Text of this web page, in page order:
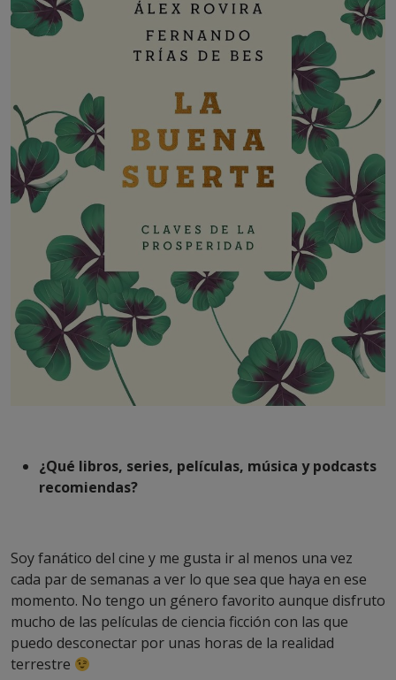
¿Qué libros, series, películas, música y podcasts
recomiendas?
Soy fanático del cine y me gusta ir al menos una vez
cada par de semanas a ver lo que sea que haya en ese
momento. No tengo un género favorito aunque disfruto
mucho de las películas de ciencia ficción con las que
puedo desconectar por unas horas de la realidad
terrestre